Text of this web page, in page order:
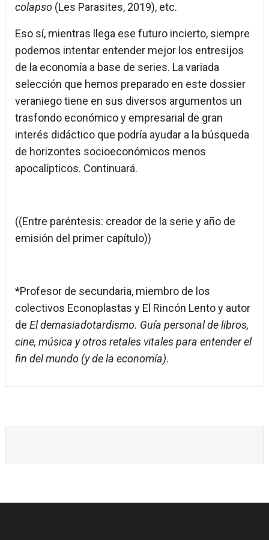
colapso (Les Parasites, 2019), etc.
Eso sí, mientras llega ese futuro incierto, siempre
podemos intentar entender mejor los entresijos
de la economía a base de series. La variada
selección que hemos preparado en este dossier
veraniego tiene en sus diversos argumentos un
trasfondo económico y empresarial de gran
interés didáctico que podría ayudar a la búsqueda
de horizontes socioeconómicos menos
apocalípticos. Continuará.
((Entre paréntesis: creador de la serie y año de
emisión del primer capítulo))
*Profesor de secundaria, miembro de los
colectivos Econoplastas y El Rincón Lento y autor
de El demasiadotardismo. Guía personal de libros,
cine, música y otros retales vitales para entender el
fin del mundo (y de la economía).